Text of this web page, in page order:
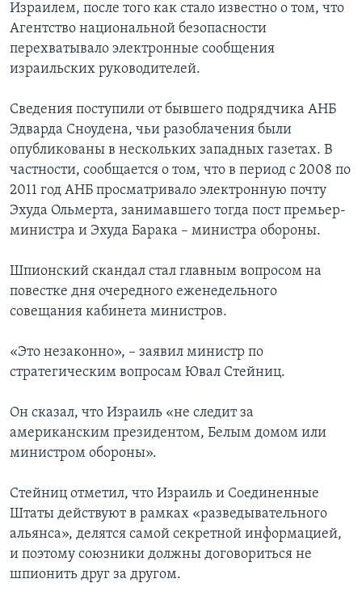
Израилем, после того как стало известно о том, что
Агентство национальной безопасности
перехватывало электронные сообщения
израильских руководителей.
Сведения поступили от бывшего подрядчика АНБ
Эдварда Сноудена, чьи разоблачения были
опубликованы в нескольких западных газетах. В
частности, сообщается о том, что в период с 2008 по
2011 год АНБ просматривало электронную почту
Эхуда Ольмерта, занимавшего тогда пост премьер-
министра и Эхуда Барака – министра обороны.
Шпионский скандал стал главным вопросом на
повестке дня очередного еженедельного
совещания кабинета министров.
«Это незаконно», – заявил министр по
стратегическим вопросам Ювал Стейниц.
Он сказал, что Израиль «не следит за
американским президентом, Белым домом или
министром обороны».
Стейниц отметил, что Израиль и Соединенные
Штаты действуют в рамках «разведывательного
альянса», делятся самой секретной информацией,
и поэтому союзники должны договориться не
шпионить друг за другом.